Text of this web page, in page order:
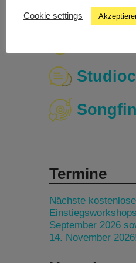
Termine
Nächste kostenlose
September 2026
14. November 2026!
Cookie settings